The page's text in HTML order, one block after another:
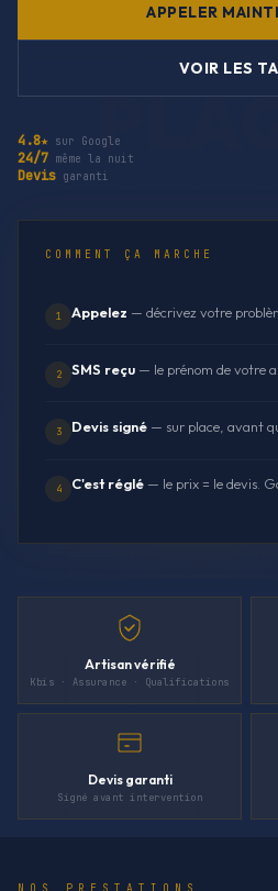
APPELER
VOIR LES
4.8★ sur Google
24/7 même la nuit
Devis garanti
COMMENT ÇA MARCHE
1 Appelez — décrivez votre
2 SMS reçu — le prénom de votre
3 Devis signé — sur place, avant
4 C'est réglé — le prix = le devis.
Artisan vérifié
Kbis · Assurance · Qualifications
Devis garanti
Signé avant intervention